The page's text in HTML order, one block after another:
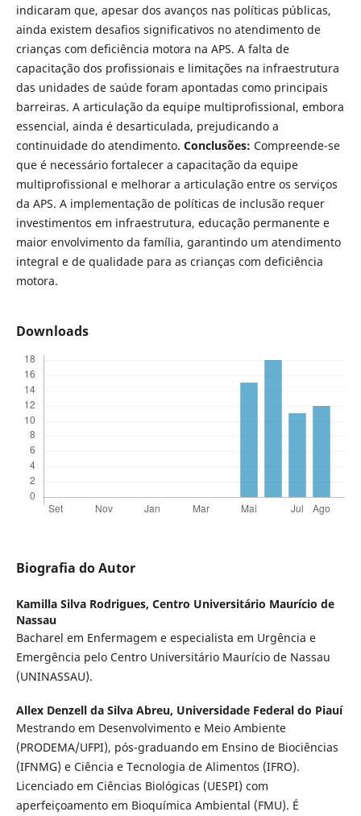
indicaram que, apesar dos avanços nas políticas públicas,
ainda existem desafios significativos no atendimento de
crianças com deficiência motora na APS. A falta de
capacitação dos profissionais e limitações na infraestrutura
das unidades de saúde foram apontadas como principais
barreiras. A articulação da equipe multiprofissional, embora
essencial, ainda é desarticulada, prejudicando a
continuidade do atendimento. Conclusões: Compreende-se
que é necessário fortalecer a capacitação da equipe
multiprofissional e melhorar a articulação entre os serviços
da APS. A implementação de políticas de inclusão requer
investimentos em infraestrutura, educação permanente e
maior envolvimento da família, garantindo um atendimento
integral e de qualidade para as crianças com deficiência
motora.
Downloads
Biografia do Autor
Kamilla Silva Rodrigues, Centro Universitário Maurício de
Nassau
Bacharel em Enfermagem e especialista em Urgência e
Emergência pelo Centro Universitário Maurício de Nassau
(UNINASSAU).
Allex Denzell da Silva Abreu, Universidade Federal do Piauí
Mestrando em Desenvolvimento e Meio Ambiente
(PRODEMA/UFPI), pós-graduando em Ensino de Biociências
(IFNMG) e Ciência e Tecnologia de Alimentos (IFRO).
Licenciado em Ciências Biológicas (UESPI) com
aperfeiçoamento em Bioquímica Ambiental (FMU). É